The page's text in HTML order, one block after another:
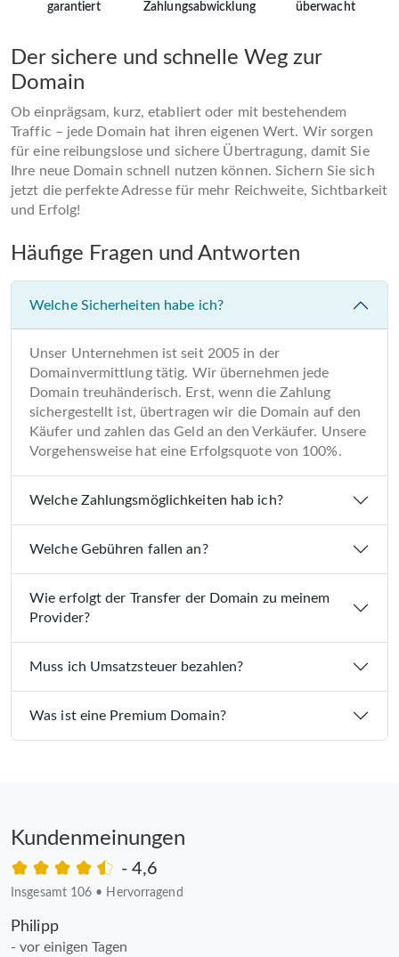
garantiert
Zahlungsabwicklung
überwacht
Der sichere und schnelle Weg zur
Domain
Ob einprägsam, kurz, etabliert oder mit bestehendem
Traffic – jede Domain hat ihren eigenen Wert. Wir sorgen
für eine reibungslose und sichere Übertragung, damit Sie
Ihre neue Domain schnell nutzen können. Sichern Sie sich
jetzt die perfekte Adresse für mehr Reichweite, Sichtbarkeit
und Erfolg!
Häufige Fragen und Antworten
Welche Sicherheiten habe ich?
Unser Unternehmen ist seit 2005 in der
Domainvermittlung tätig. Wir übernehmen jede
Domain treuhänderisch. Erst, wenn die Zahlung
sichergestellt ist, übertragen wir die Domain auf den
Käufer und zahlen das Geld an den Verkäufer. Unsere
Vorgehensweise hat eine Erfolgsquote von 100%.
Welche Zahlungsmöglichkeiten hab ich?
Welche Gebühren fallen an?
Wie erfolgt der Transfer der Domain zu meinem
Provider?
Muss ich Umsatzsteuer bezahlen?
Was ist eine Premium Domain?
Kundenmeinungen
- 4,6
Insgesamt 106 • Hervorragend
Philipp
- vor einigen Tagen